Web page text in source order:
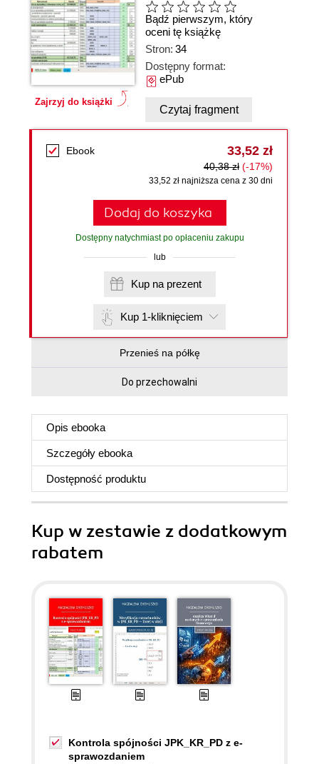
Zajrzyj do książki
Bądź pierwszym, który
oceni tę książkę
Stron: 34
Dostępny format:
ePub
Czytaj fragment
Ebook 33,52 zł
40,38 zł (-17%)
33,52 zł najniższa cena z 30 dni
Dodaj do koszyka
Dostępny natychmiast po opłaceniu zakupu
lub
Kup na prezent
Kup 1-kliknięciem
Przenieś na półkę
Do przechowalni
Opis ebooka
Szczegóły ebooka
Dostępność produktu
Kup w zestawie z dodatkowym
rabatem
Kontrola spójności JPK_KR_PD z e-
sprawozdaniem